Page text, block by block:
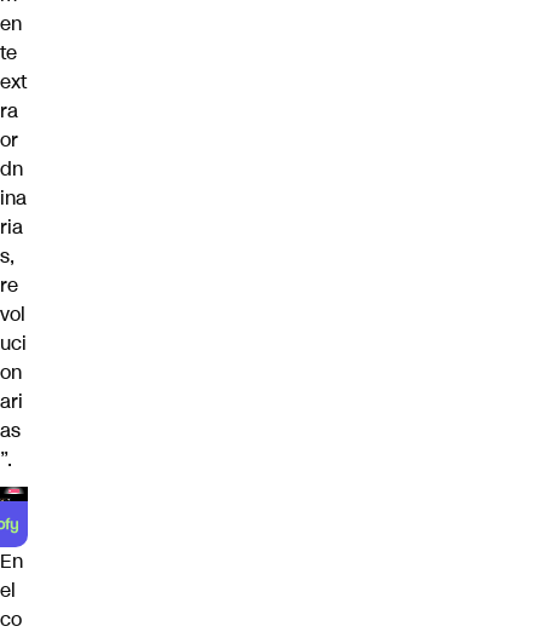
en
te
ext
ra
or
dn
ina
ria
s,
re
vol
uci
on
ari
as
”.
En
el
co